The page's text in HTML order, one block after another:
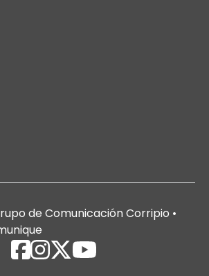
de Comunicación Corripio •